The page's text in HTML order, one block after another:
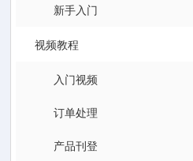
新手入门
视频教程
入门视频
订单处理
产品刊登